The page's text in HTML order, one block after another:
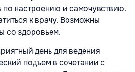
по настроению и самочувствию.
к врачу. Возможны
со здоровьем.
день для ведения
подъем в сочетании с